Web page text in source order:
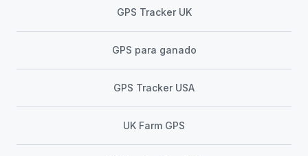
GPS Tracker UK
GPS para ganado
GPS Tracker USA
UK Farm GPS